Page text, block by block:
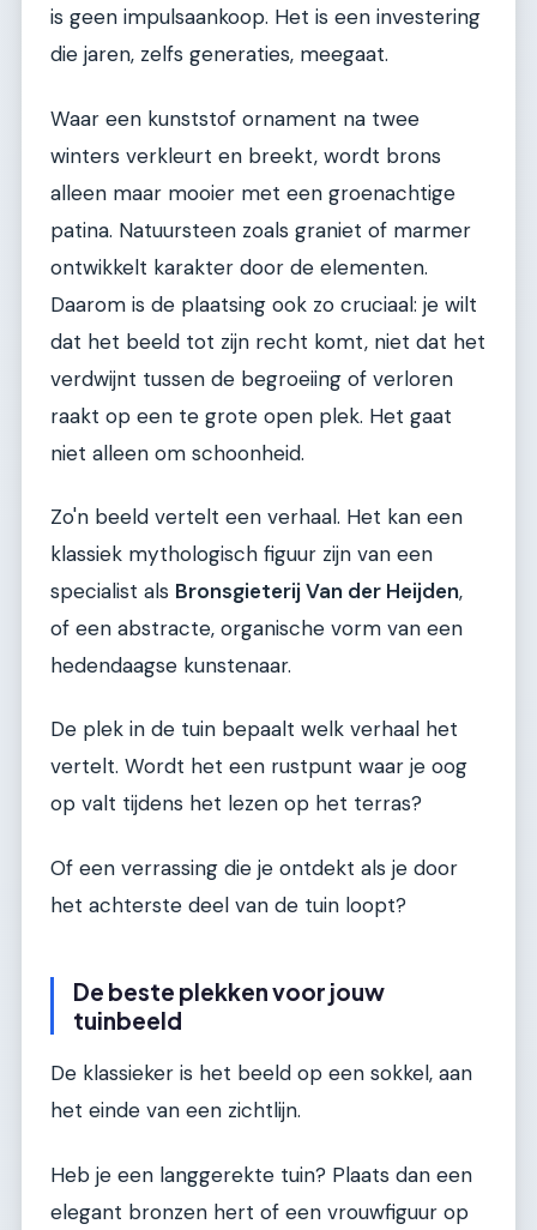
is geen impulsaankoop. Het is een investering
die jaren, zelfs generaties, meegaat.
Waar een kunststof ornament na twee
winters verkleurt en breekt, wordt brons
alleen maar mooier met een groenachtige
patina. Natuursteen zoals graniet of marmer
ontwikkelt karakter door de elementen.
Daarom is de plaatsing ook zo cruciaal: je wilt
dat het beeld tot zijn recht komt, niet dat het
verdwijnt tussen de begroeiing of verloren
raakt op een te grote open plek. Het gaat
niet alleen om schoonheid.
Zo'n beeld vertelt een verhaal. Het kan een
klassiek mythologisch figuur zijn van een
specialist als Bronsgieterij Van der Heijden,
of een abstracte, organische vorm van een
hedendaagse kunstenaar.
De plek in de tuin bepaalt welk verhaal het
vertelt. Wordt het een rustpunt waar je oog
op valt tijdens het lezen op het terras?
Of een verrassing die je ontdekt als je door
het achterste deel van de tuin loopt?
De beste plekken voor jouw
tuinbeeld
De klassieker is het beeld op een sokkel, aan
het einde van een zichtlijn.
Heb je een langgerekte tuin? Plaats dan een
elegant bronzen hert of een vrouwfiguur op